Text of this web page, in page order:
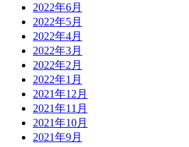
2022年6月
2022年5月
2022年4月
2022年3月
2022年2月
2022年1月
2021年12月
2021年11月
2021年10月
2021年9月